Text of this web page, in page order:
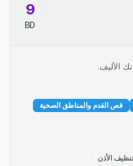
9
BD
الأليف.
قص القدم والمناطق الصحية
تنظيف الأذن